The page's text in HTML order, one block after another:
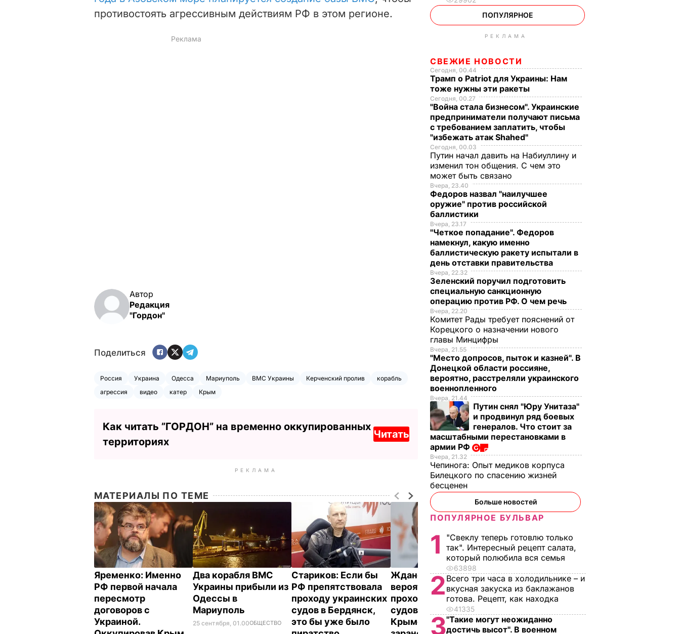
o
противостоять агрессивным действиям РФ в этом регионе.
Автор
Редакция
"Гордон"
Поделиться
Россия Украина Одесса Мариуполь ВМС Украины Керченский пролив
корабль
агрессия
видео катер Крым
Как читать ”ГОРДОН” на временно оккупированных
территориях
Читать
РЕКЛАМА
МАТЕРИАЛЫ ПО ТЕМЕ
Яременко: Именно
РФ первой начала
пересмотр
договоров с
Украиной.
Два корабля ВМС
Украины прибыли из
Одессы в
Мариуполь
25 сентября, 01.00ОБЩЕСТВО
Стариков: Если бы
РФ препятствовала
проходу украинских
судов в Бердянск,
это бы уже было
Жданов: С
вероятностью 90% о
проходе украинских
судов под
Крымским мостом
Украинские корабли
прошли под
Крымским мостом.
24 сентября, 07.28СОБЫТИЯ
ПОПУЛЯРНОЕ
РЕКЛАМА
СВЕЖИЕ НОВОСТИ
Сегодня, 00.44
Трамп о Patriot для Украины: Нам
тоже нужны эти ракеты
Сегодня, 00.27
"Война стала бизнесом". Украинские
предприниматели получают письма
с требованием заплатить, чтобы
"избежать атак Shahed"
Сегодня, 00.03
Путин начал давить на Набиуллину и
изменил тон общения. С чем это
может быть связано
Вчера, 23.40
Федоров назвал "наилучшее
оружие" против российской
баллистики
Вчера, 23.17
"Четкое попадание". Федоров
намекнул, какую именно
баллистическую ракету испытали в
день отставки правительства
Вчера, 22.32
Зеленский поручил подготовить
специальную санкционную
операцию против РФ. О чем речь
Вчера, 22.20
Комитет Рады требует пояснений от
Корецкого о назначении нового
главы Минцифры
Вчера, 21.55
"Место допросов, пыток и казней". В
Донецкой области россияне,
вероятно, расстреляли украинского
военнопленного
Вчера, 21.44
Путин снял "Юру Унитаза"
и продвинул ряд боевых
генералов. Что стоит за
масштабными перестановками в
армии РФ
Вчера, 21.32
Чепинога: Опыт медиков корпуса
Билецкого по спасению жизней
бесценен
Больше новостей
ПОПУЛЯРНОЕ БУЛЬВАР
1
"Свеклу теперь готовлю только
так". Интересный рецепт салата,
который полюбила вся семья
63898
2 Всего три часа в холодильнике – и
вкусная закуска из баклажанов
готова. Рецепт, как находка
41335
3"Такие могут неожиданно
достичь высот". В военном